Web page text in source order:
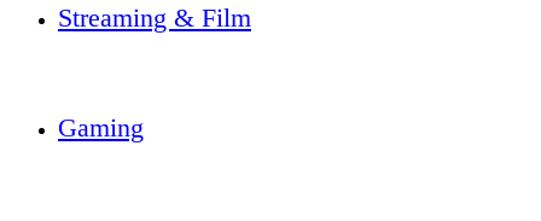
Streaming & Film
Gaming